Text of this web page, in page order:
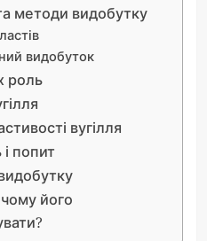
методи видобутку
видобуток
роль
вугілля
і попит
його